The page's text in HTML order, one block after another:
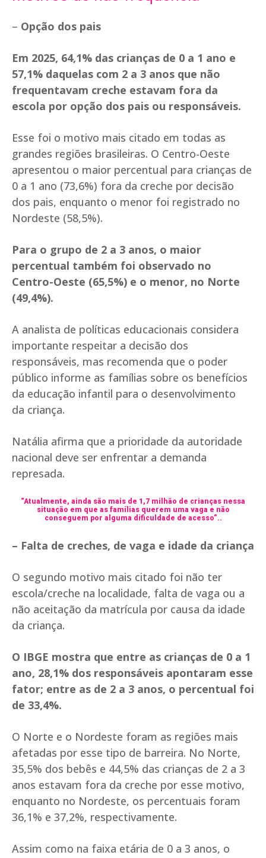
– Opção dos pais
Em 2025, 64,1% das crianças de 0 a 1 ano e
57,1% daquelas com 2 a 3 anos que não
frequentavam creche estavam fora da
escola por opção dos pais ou responsáveis.
Esse foi o motivo mais citado em todas as
grandes regiões brasileiras. O Centro-Oeste
apresentou o maior percentual para crianças de
0 a 1 ano (73,6%) fora da creche por decisão
dos pais, enquanto o menor foi registrado no
Nordeste (58,5%).
Para o grupo de 2 a 3 anos, o maior
percentual também foi observado no
Centro-Oeste (65,5%) e o menor, no Norte
(49,4%).
A analista de políticas educacionais considera
importante respeitar a decisão dos
responsáveis, mas recomenda que o poder
público informe as famílias sobre os benefícios
da educação infantil para o desenvolvimento
da criança.
Natália afirma que a prioridade da autoridade
nacional deve ser enfrentar a demanda
represada.
“Atualmente, ainda são mais de 1,7 milhão de crianças nessa
situação em que as famílias querem uma vaga e não
conseguem por alguma dificuldade de acesso”..
– Falta de creches, de vaga e idade da criança
O segundo motivo mais citado foi não ter
escola/creche na localidade, falta de vaga ou a
não aceitação da matrícula por causa da idade
da criança.
O IBGE mostra que entre as crianças de 0 a 1
ano, 28,1% dos responsáveis apontaram esse
fator; entre as de 2 a 3 anos, o percentual foi
de 33,4%.
O Norte e o Nordeste foram as regiões mais
afetadas por esse tipo de barreira. No Norte,
35,5% dos bebês e 44,5% das crianças de 2 a 3
anos estavam fora da creche por esse motivo,
enquanto no Nordeste, os percentuais foram
36,1% e 37,2%, respectivamente.
Assim como na faixa etária de 0 a 3 anos, o